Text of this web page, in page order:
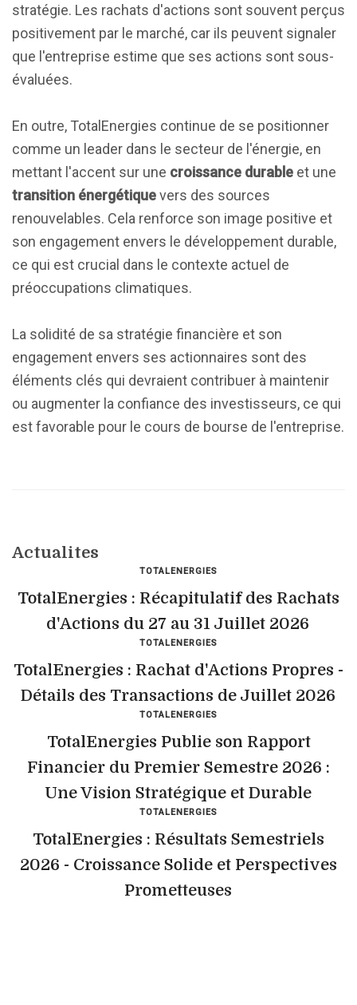
stratégie. Les rachats d'actions sont souvent perçus
positivement par le marché, car ils peuvent signaler
que l'entreprise estime que ses actions sont sous-
évaluées.
En outre, TotalEnergies continue de se positionner
comme un leader dans le secteur de l'énergie, en
mettant l'accent sur une croissance durable et une
transition énergétiquevers des sources
renouvelables. Cela renforce son image positive et
son engagement envers le développement durable,
ce qui est crucial dans le contexte actuel de
préoccupations climatiques.
La solidité de sa stratégie financière et son
engagement envers ses actionnaires sont des
éléments clés qui devraient contribuer à maintenir
ou augmenter la confiance des investisseurs, ce qui
est favorable pour le cours de bourse de l'entreprise.
Actualites
TOTALENERGIES
TotalEnergies : Récapitulatif des Rachats
d'Actions du 27 au 31 Juillet 2026
TOTALENERGIES
TotalEnergies : Rachat d'Actions Propres -
Détails des Transactions de Juillet 2026
TOTALENERGIES
TotalEnergies Publie son Rapport
Financier du Premier Semestre 2026 :
Une Vision Stratégique et Durable
TOTALENERGIES
TotalEnergies : Résultats Semestriels
2026 - Croissance Solide et Perspectives
Prometteuses